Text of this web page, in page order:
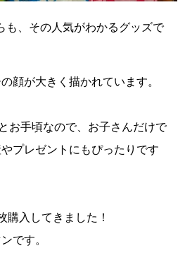
も、その人気がわかるグッズで
顔が大きく描かれています。
お手頃なので、お子さんだけで
プレゼントにもぴったりです
購入してきました！
です。